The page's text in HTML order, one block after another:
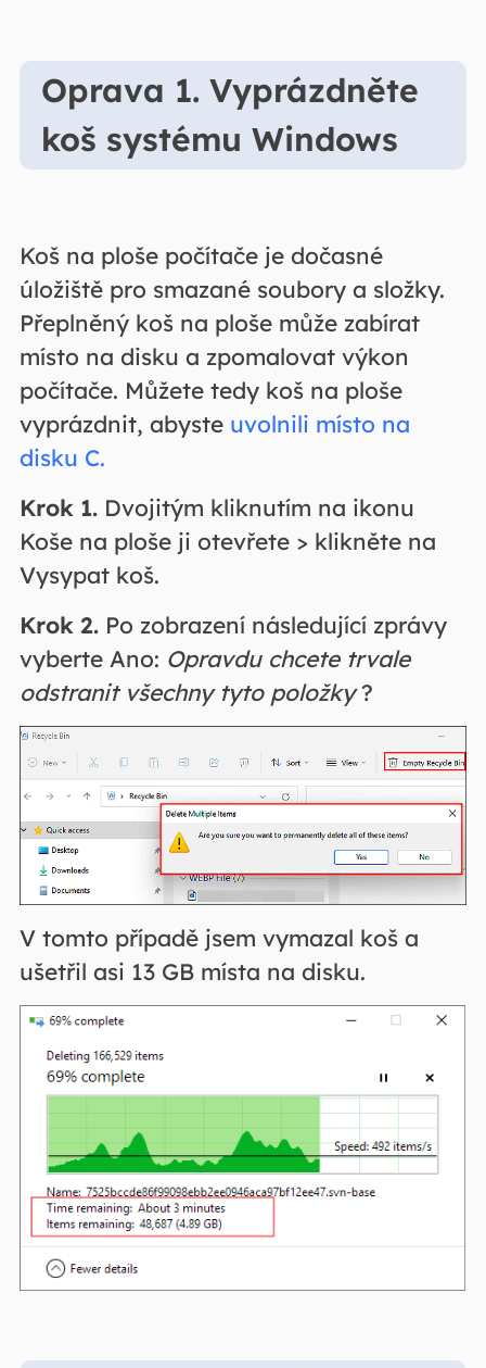
Oprava 1. Vyprázdněte
koš systému Windows
Koš na ploše počítače je dočasné
úložiště pro smazané soubory a složky.
Přeplněný koš na ploše může zabírat
místo na disku a zpomalovat výkon
počítače. Můžete tedy koš na ploše
vyprázdnit, abyste uvolnili místo na
disku C.
Krok 1.Dvojitým kliknutím na ikonu
Koše na ploše ji otevřete > klikněte na
Vysypat koš.
Krok 2.Po zobrazení následující zprávy
vyberte Ano: Opravdu chcete trvale
odstranit všechny tyto položky?
V tomto případě jsem vymazal koš a
ušetřil asi 13 GB místa na disku.